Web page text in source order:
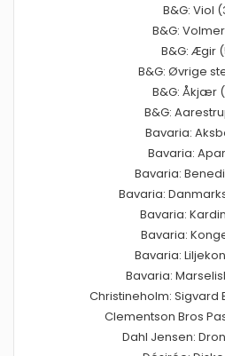
B&G: Viol
B&G:
B&G: Ægir
B&G: Øvrige
B&G: Åkjær
B&G:
Bavaria:
Bavaria:
Bavaria:
Bavaria:
Bavaria:
Bavaria:
Bavaria:
Bavaria:
Christineholm: Sigvard
Clementson Bros
Dahl Jensen: